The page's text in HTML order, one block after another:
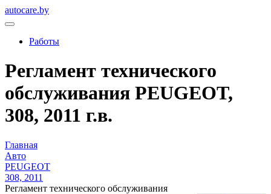
autocare.by
Работы
Регламент технического
обслуживания PEUGEOT,
308, 2011 г.в.
Главная
Авто
PEUGEOT
308, 2011
Регламент технического обслуживания